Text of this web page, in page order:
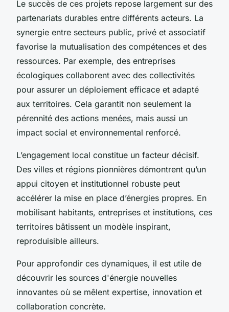
Le succès de ces projets repose largement sur des
partenariats durables entre différents acteurs. La
synergie entre secteurs public, privé et associatif
favorise la mutualisation des compétences et des
ressources. Par exemple, des entreprises
écologiques collaborent avec des collectivités
pour assurer un déploiement efficace et adapté
aux territoires. Cela garantit non seulement la
pérennité des actions menées, mais aussi un
impact social et environnemental renforcé.
L’engagement local constitue un facteur décisif.
Des villes et régions pionnières démontrent qu’un
appui citoyen et institutionnel robuste peut
accélérer la mise en place d’énergies propres. En
mobilisant habitants, entreprises et institutions, ces
territoires bâtissent un modèle inspirant,
reproduisible ailleurs.
Pour approfondir ces dynamiques, il est utile de
découvrir les sources d'énergie nouvelles
innovantes où se mêlent expertise, innovation et
collaboration concrète.